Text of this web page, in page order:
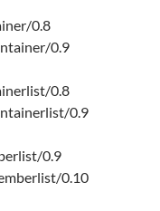
0.8
0.9
0.8
0.9
0.9
0.10